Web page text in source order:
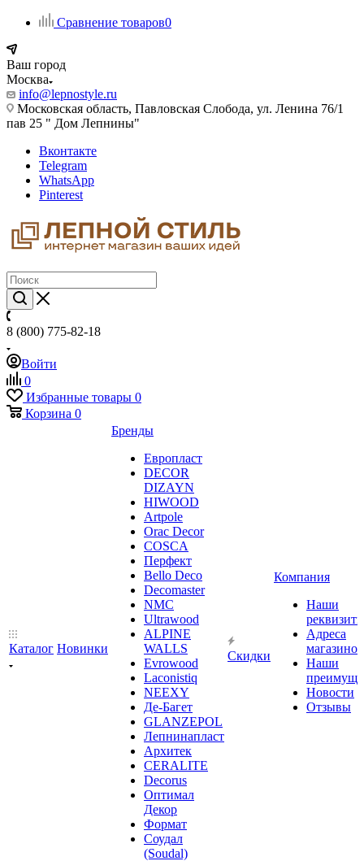
Сравнение товаров0
Ваш город
Москва
info@lepnostyle.ru
Московская область, Павловская Слобода, ул. Ленина 76/1
пав 25 " Дом Лепнины"
Вконтакте
Telegram
WhatsApp
Pinterest
8 (800) 775-82-18
Войти
0
Избранные товары 0
Корзина 0
Каталог Новинки
Бренды
Европласт
DECOR
DIZAYN
HIWOOD
Artpole
Orac Decor
COSCA
Перфект
Bello Deco
Decomaster
NMС
Ultrawood
ALPINE
WALLS
Evrowood
Laconistiq
NEEXY
Де-Багет
GLANZEPOL
Лепнинапласт
Архитек
CERALITE
Decorus
Оптимал
Декор
Формат
Соудал
(Soudal)
Скидки
Компания
Наши
Адреса
магазинов
Наши
Новости
Отзывы